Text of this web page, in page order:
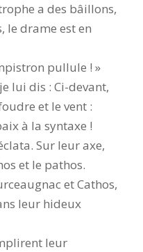
a des bâillons,
le drame est en
pullule ! »
lui dis : Ci-devant,
et le vent :
à la syntaxe !
Sur leur axe,
et le pathos.
et Cathos,
leur hideux
leur